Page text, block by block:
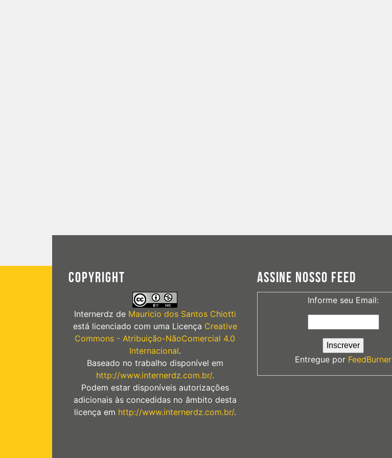
COPYRIGHT
Internerdz de Mauricio dos Santos Chiotti
está licenciado com uma Licença Creative
Commons - Atribuição-NãoComercial 4.0
Internacional.
Baseado no trabalho disponível em
http://www.internerdz.com.br/.
Podem estar disponíveis autorizações
adicionais às concedidas no âmbito desta
licença em http://www.internerdz.com.br/.
ASSINE NOSSO FEED
Informe seu Email:
Entregue por FeedBurner